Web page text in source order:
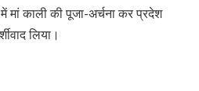
मां काली की पूजा-अर्चना कर प्रदेश
लिया।